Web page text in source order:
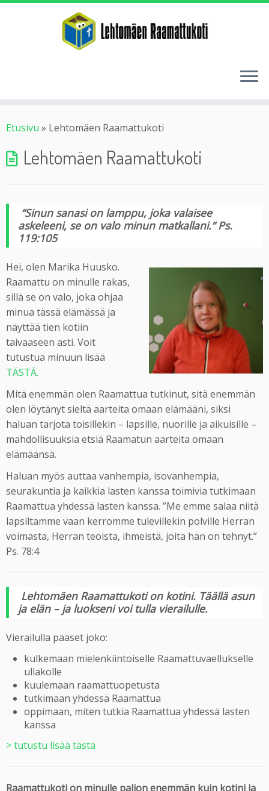
Etusivu » Lehtomäen Raamattukoti
Lehtomäen Raamattukoti
“Sinun sanasi on lamppu, joka valaisee
askeleeni, se on valo minun matkallani.” Ps.
119:105
Hei, olen Marika Huusko.
Raamattu on minulle rakas,
sillä se on valo, joka ohjaa
minua tässä elämässä ja
näyttää tien kotiin
taivaaseen asti. Voit
tutustua minuun lisää
TÄSTÄ.
Mitä enemmän olen Raamattua tutkinut, sitä enemmän
olen löytänyt sieltä aarteita omaan elämääni, siksi
haluan tarjota toisillekin – lapsille, nuorille ja aikuisille –
mahdollisuuksia etsiä Raamatun aarteita omaan
elämäänsä.
Haluan myös auttaa vanhempia, isovanhempia,
seurakuntia ja kaikkia lasten kanssa toimivia tutkimaan
Raamattua yhdessä lasten kanssa. ”Me emme salaa niitä
lapsiltamme vaan kerromme tulevillekin polville Herran
voimasta, Herran teoista, ihmeistä, joita hän on tehnyt.”
Ps. 78:4
Lehtomäen Raamattukoti on kotini. Täällä asun
ja elän – ja luokseni voi tulla vierailulle.
Vierailulla pääset joko:
kulkemaan mielenkiintoiselle Raamattuvaellukselle
ullakolle
kuulemaan raamattuopetusta
tutkimaan yhdessä Raamattua
oppimaan, miten tutkia Raamattua yhdessä lasten
kanssa
> tutustu lisää tästä
Raamattukoti on minulle paljon enemmän kuin kotini ja